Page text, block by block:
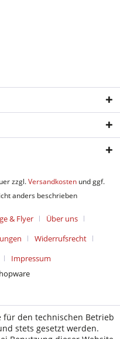
zzgl.Versandkosten und ggf.
anders beschrieben
& Flyer
Über uns
Widerrufsrecht
Impressum
für den technischen Betrieb
stets gesetzt werden.